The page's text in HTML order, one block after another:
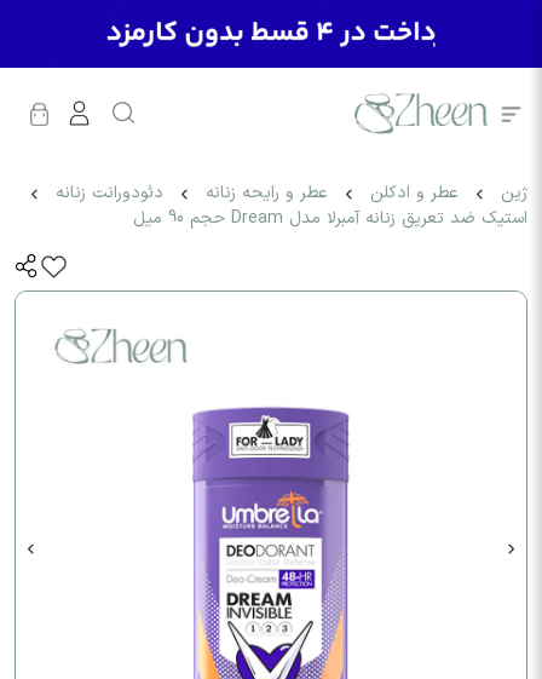
ژین عطر و ادکلن عطر و رایحه زنانه
دئودورانت زنانه
استیک ضد تعریق زنانه آمبرلا مدل Dream حجم 90 میل